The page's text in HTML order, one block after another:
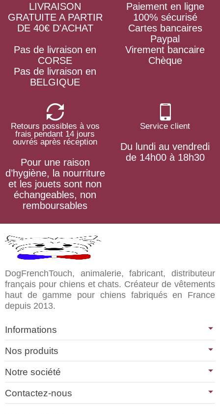
LIVRAISON
GRATUITE A PARTIR
DE 40€ D'ACHAT
Pas de livraison en
CORSE
Pas de livraison en
BELGIQUE
Paiement en ligne
100% sécurisé
Cartes bancaires
Paypal
Virement bancaire
Chèque
Retours possibles à vos
frais pendant 14 jours
ouvrés après réception
Pour une raison
d’hygiène, la nourriture
et les jouets sont non
échangeables, non
remboursables
Service client
Du lundi au vendredi
de 14h00 à 18h30
DogFrenchTouch, animalerie, fabricant, distributeur
français pour chiens et chats. Créateur de vêtements
haut de gamme pour chiens fabriqués en France
depuis 2013.
Informations
Nos produits
Notre société
Contactez-nous